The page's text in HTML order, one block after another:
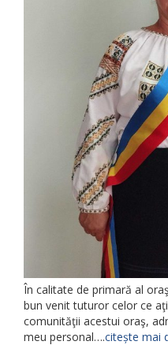
În calitate de primară al
bun venit tuturor celor ce
comunităţii acestui oraş,
meu personal….citește mai